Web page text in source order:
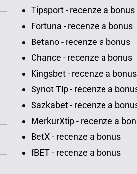
Tipsport - recenze a bonus
Fortuna - recenze a bonus
Betano - recenze a bonus
Chance - recenze a bonus
Kingsbet - recenze a bonus
Synot Tip - recenze a
Sazkabet - recenze a
MerkurXtip - recenze a
BetX - recenze a bonus
fBET - recenze a bonus